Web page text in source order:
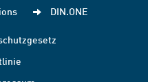
DIN.ONE